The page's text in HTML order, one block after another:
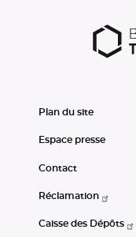
Plan du site
Espace presse
Contact
Réclamation
Caisse des Dépôts